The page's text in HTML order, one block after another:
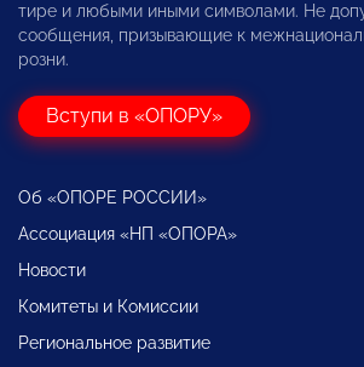
тире и любыми иными символами. Не
сообщения, призывающие к
розни.
Вступи в «ОПОРУ»
Об «ОПОРЕ РОССИИ»
Ассоциация «НП «ОПОРА»
Новости
Комитеты и Комиссии
Региональное развитие